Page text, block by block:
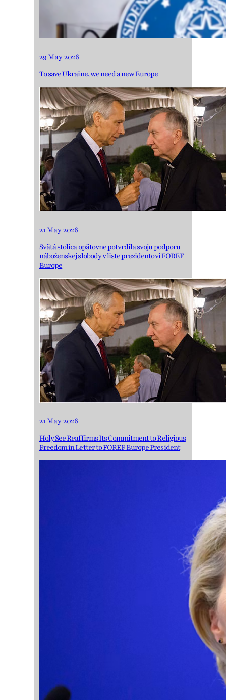
29 May 2026
To save Ukraine, we need a new Europe
21 May 2026
Svätá stolica opätovne potvrdila svoju podporu
náboženskej slobody v liste prezidentovi FOREF
Europe
21 May 2026
Holy See Reaffirms Its Commitment to Religious
Freedom in Letter to FOREF Europe President